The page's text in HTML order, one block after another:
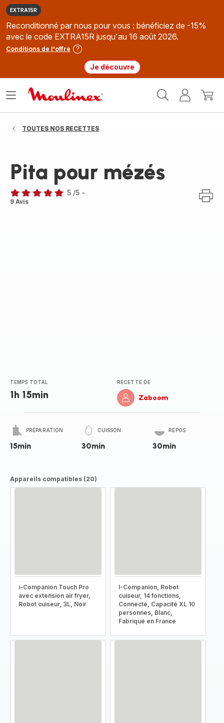
EXTRA15R
Reconditionné par nous pour vous : bénéficiez de -15%
avec le code EXTRA15R jusqu'au 16 août 2026.
Conditions de l'offre
Je découvre
MonMon
Ouvrir
TOUTES NOS RECETTES
Pita pour mézés
Avis
5 /5 -
9 Avis
TEMPS TOTAL
1h 15min
RECETTE DE
Zaboom
PRÉPARATION
15min
CUISSON
30min
REPOS
30min
Appareils compatibles (20)
i-Companion Touch Pro
avec extension air fryer,
Robot cuiseur, 3L, Noir
I-Companion, Robot
cuiseur, 14 fonctions,
Connecté, Capacité XL 10
personnes, Blanc,
Fabriqué en France